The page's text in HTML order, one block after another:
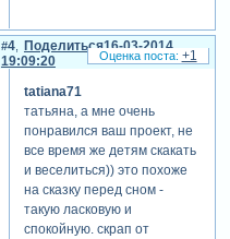
Поделиться
4
16-03-2014
19:09:20
tatiana71
татьяна, а мне очень
понравился ваш проект, не
все время же детям скакать
и веселиться)) это похоже
на сказку перед сном -
такую ласковую и
спокойную. скрап от
+1